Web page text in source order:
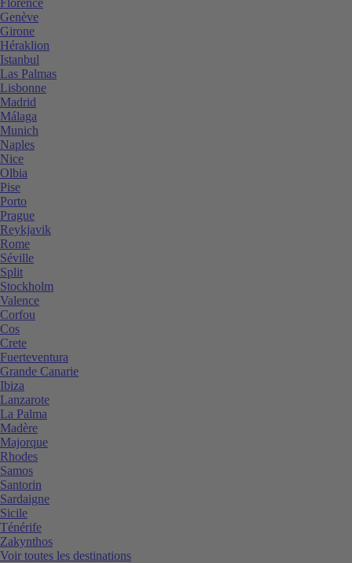
Genève
Girone
Héraklion
Istanbul
Las Palmas
Lisbonne
Madrid
Málaga
Munich
Naples
Nice
Olbia
Pise
Porto
Prague
Reykjavik
Rome
Séville
Split
Stockholm
Valence
Corfou
Cos
Crete
Fuerteventura
Grande Canarie
Ibiza
Lanzarote
La Palma
Madère
Majorque
Rhodes
Samos
Santorin
Sardaigne
Sicile
Ténérife
Zakynthos
Voir toutes les destinations